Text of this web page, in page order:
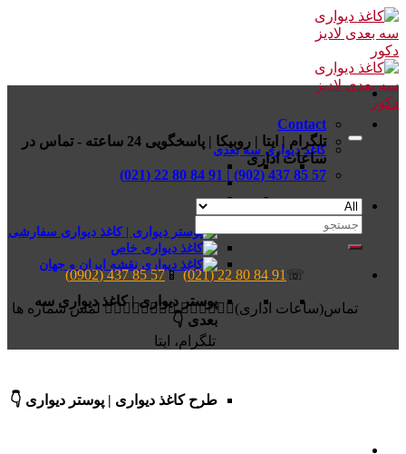
Skip
to
content
کاغذ دیواری سه بعدی
پوستر دیواری | کاغذ دیواری سه
بعدی 👇
طرح کاغذ دیواری | پوستر دیواری 👇
Contact
تلگرام | ایتا | روبیکا | پاسخگویی 24 ساعته - تماس در
ساعات اداری
57 85 437 (902) | 91 84 80 22 (021)
جستجو
برای:
☏
91 84 80 22 (021)
📱
57 85 437 (0902)
تماس(ساعات اداری)👆🏻👆🏻👆🏻 👆🏻👆🏻👆🏻👆🏻 لمس شماره ها
تلگرام، ایتا